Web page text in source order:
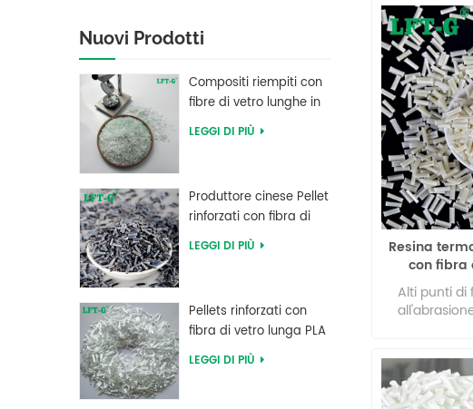
Nuovi Prodotti
Compositi riempiti con
fibre di vetro lunghe in
polibutilene tereftalato
LEGGI DI PIÙ
Produttore cinese Pellet
rinforzati con fibra di
carbonio lunga in
LEGGI DI PIÙ
Pellets rinforzati con
fibra di vetro lunga PLA
di acido polilattico ad
LEGGI DI PIÙ
Resina
con fibra
Alti punti di